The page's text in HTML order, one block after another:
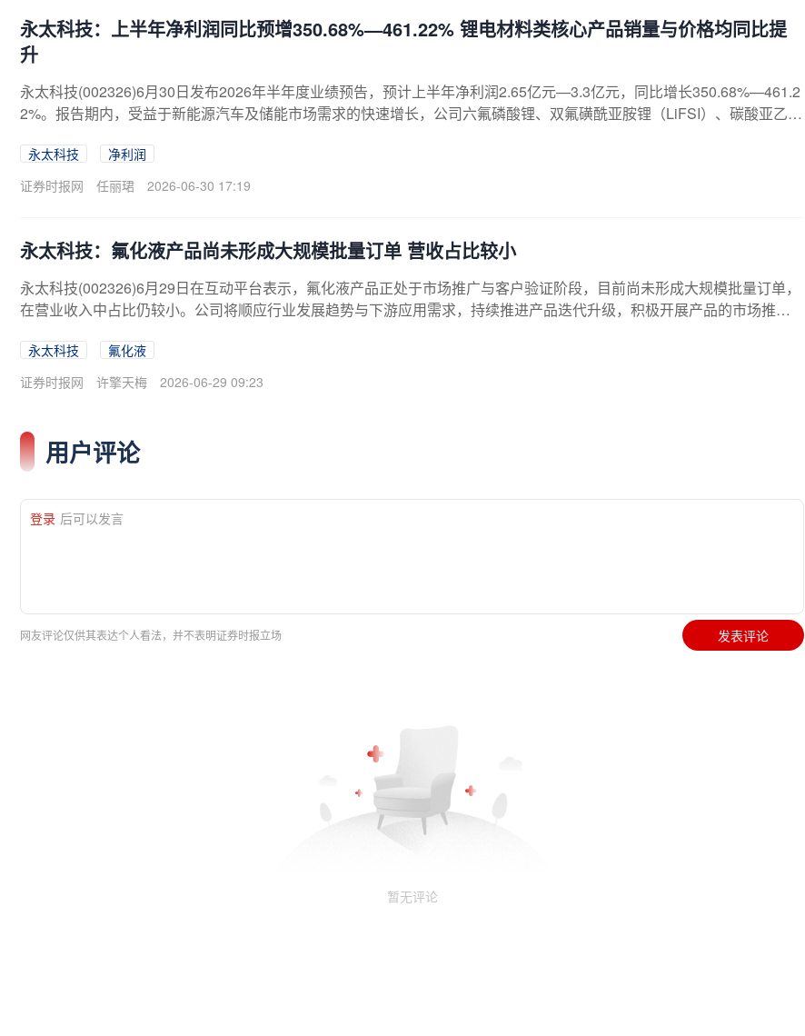
永太科技：上半年净利润同比预增350.68%—461.22% 锂电材料类核心产品销量与价格均同比提
升
永太科技(002326)6月30日发布2026年半年度业绩预告，预计上半年净利润2.65亿元—3.3亿元，同比增长350.68%—461.2
2%。报告期内，受益于新能源汽车及储能市场需求的快速增长，公司六氟磷酸锂、双氟磺酰亚胺锂（LiFSI）、碳酸亚乙烯
放。
永太科技
净利润
证券时报网
任丽珺 2026-06-30 17:19
永太科技：氟化液产品尚未形成大规模批量订单 营收占比较小
永太科技(002326)6月29日在互动平台表示，氟化液产品正处于市场推广与客户验证阶段，目前尚未形成大规模批量订单，
在营业收入中占比仍较小。公司将顺应行业发展趋势与下游应用需求，持续推进产品迭代升级，积极开展产品的市场推
永太科技
氟化液
证券时报网
许擎天梅 2026-06-29 09:23
用户评论
登录 后可以发言
网友评论仅供其表达个人看法，并不表明证券时报立场 发表评论
暂无评论